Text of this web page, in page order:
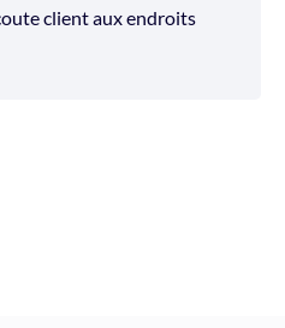
client aux endroits